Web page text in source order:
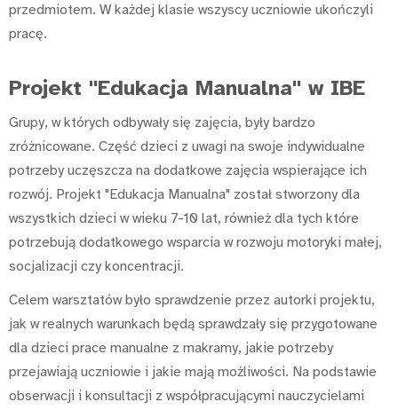
przedmiotem. W każdej klasie wszyscy uczniowie ukończyli
pracę.
Projekt "Edukacja Manualna" w IBE
Grupy, w których odbywały się zajęcia, były bardzo
zróżnicowane. Część dzieci z uwagi na swoje indywidualne
potrzeby uczęszcza na dodatkowe zajęcia wspierające ich
rozwój. Projekt "Edukacja Manualna" został stworzony dla
wszystkich dzieci w wieku 7-10 lat, również dla tych które
potrzebują dodatkowego wsparcia w rozwoju motoryki małej,
socjalizacji czy koncentracji.
Celem warsztatów było sprawdzenie przez autorki projektu,
jak w realnych warunkach będą sprawdzały się przygotowane
dla dzieci prace manualne z makramy, jakie potrzeby
przejawiają uczniowie i jakie mają możliwości. Na podstawie
obserwacji i konsultacji z współpracującymi nauczycielami